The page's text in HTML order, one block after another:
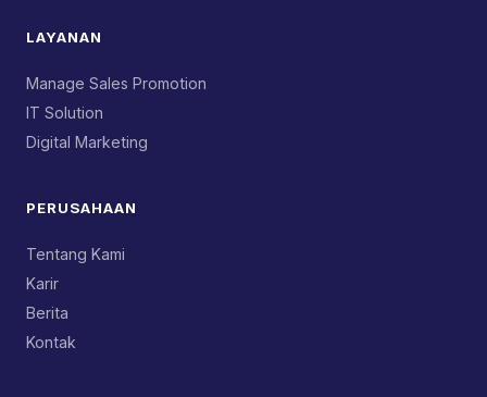
LAYANAN
Manage Sales Promotion
IT Solution
Digital Marketing
PERUSAHAAN
Tentang Kami
Karir
Berita
Kontak